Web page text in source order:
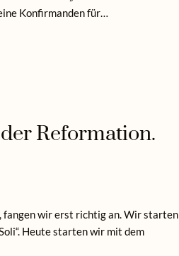
Konfirmanden für…
Reformation.
fangen wir erst richtig an. Wir starten
Heute starten wir mit dem